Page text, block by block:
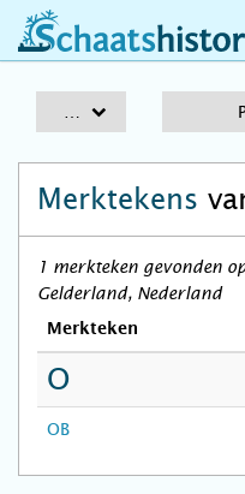
schaatshistorie.nl
Merktekens
1 merkteken gevonden
Gelderland, Nederland
Merkteken
O
OB